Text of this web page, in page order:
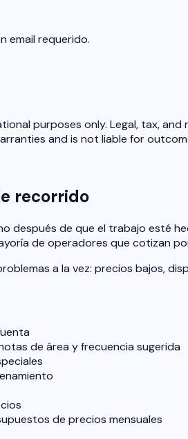
email requerido.
purposes only. Legal, tax,
and is not liable for
recorrido
después de que el trabajo esté
de operadores que cotizan
a la vez: precios bajos,
de área y frecuencia sugerida
de precios mensuales